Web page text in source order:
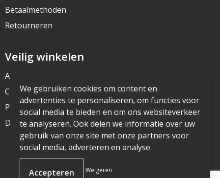
Betaalmethoden
Retourneren
Veilig winkelen
Algemene voorwaarden
Cookieverklaring
Privacyverklaring
Disclaimer
© Copyright mijnpromo.nl 2025
We gebruiken cookies om content en
advertenties te personaliseren, om functies voor
social media te bieden en om ons websiteverkeer
te analyseren. Ook delen we informatie over uw
gebruik van onze site met onze partners voor
social media, adverteren en analyse.
Weigeren